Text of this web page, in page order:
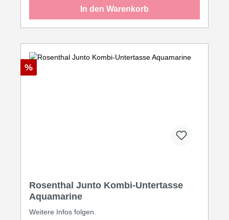
In den Warenkorb
%
Rosenthal Junto Kombi-Untertasse
Aquamarine
Weitere Infos folgen.